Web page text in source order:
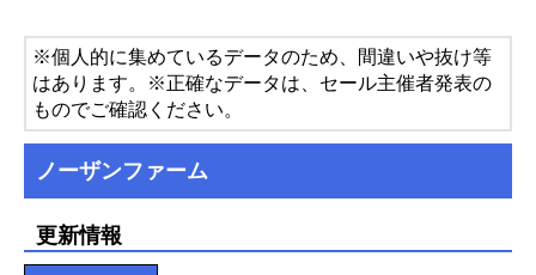
※個人的に集めているデータのため、間違いや抜け等
はあります。※正確なデータは、セール主催者発表の
ものでご確認ください。
ノーザンファーム
更新情報